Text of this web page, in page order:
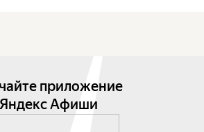
приложение
Яндекс Афиши